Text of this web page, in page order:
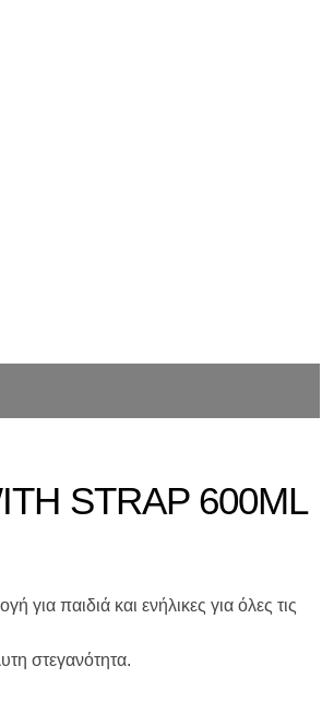
STRAP 600ML
για παιδιά και ενήλικες για όλες τις
στεγανότητα.